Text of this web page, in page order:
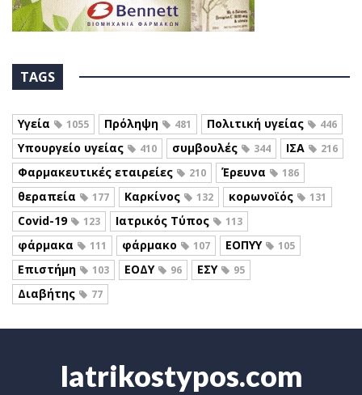
TAGS
Υγεία 1055 Πρόληψη 481 Πολιτική υγείας 446
Υπουργείο υγείας 410 συμβουλές 344 ΙΣΑ 216
Φαρμακευτικές εταιρείες 210 Έρευνα 186
θεραπεία 177 Καρκίνος 132 κορωνοϊός 131
Covid-19 123 Ιατρικός Τύπος 113
φάρμακα 111 φάρμακο 107 ΕΟΠΥΥ 105
Επιστήμη 103 ΕΟΔΥ 96 ΕΣΥ 95
Διαβήτης 77
Iatrikostypos.com